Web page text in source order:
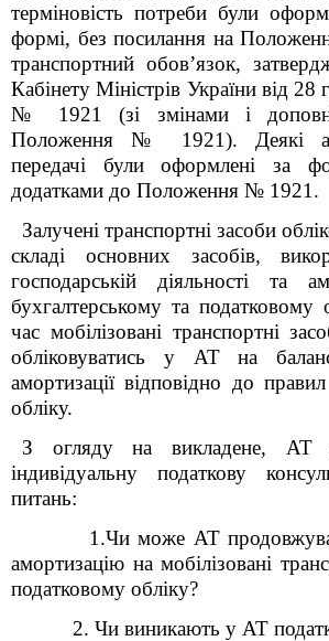
терміновість потреби були
формі, без посилання на
транспортний обов’язок,
Кабінету Міністрів України від
№ 1921 (зі змінами і
Положення № 1921). Деякі
передачі були оформлені за
додатками до Положення № 1921.
Залучені транспортні засоби
складі основних засобів,
господарській діяльності та
бухгалтерському та податковому
час мобілізовані транспортні
обліковуватись у АТ на
амортизації відповідно до
обліку.
З огляду на викладене, АТ
індивідуальну податкову
питань:
1.Чи може АТ
амортизацію на мобілізовані
податковому обліку?
2. Чи виникають у АТ